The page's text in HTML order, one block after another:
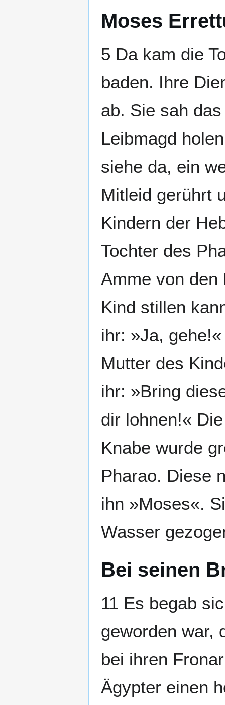
Moses
5 Da kam die
baden. Ihre
ab. Sie sah
Leibmagd
siehe da, ein
Mitleid gerührt
Kindern der
Tochter des
Amme von
Kind stillen
ihr: »Ja,
Mutter des
ihr: »Bring
dir lohnen!«
Knabe wurde
Pharao. Diese
ihn »Moses«.
Wasser
Bei seinen
11 Es begab
geworden war,
bei ihren
Ägypter einen